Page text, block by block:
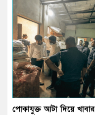
পোকাযুক্ত আটা দিয়ে